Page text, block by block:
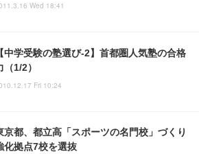
Wed 18:41
【中学受験の塾選び-2】首都圏人気塾の合格
（1/2）
Fri 10:24
京都、都立高「スポーツの名門校」づくり
化拠点7校を選抜